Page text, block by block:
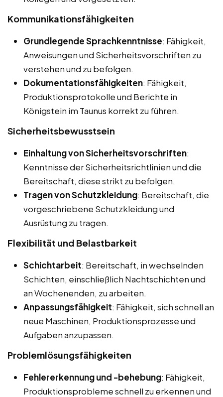
Kommunikationsfähigkeiten
Grundlegende Sprachkenntnisse: Fähigkeit,
Anweisungen und Sicherheitsvorschriften zu
verstehen und zu befolgen.
Dokumentationsfähigkeiten: Fähigkeit,
Produktionsprotokolle und Berichte in
Königstein im Taunus korrekt zu führen.
Sicherheitsbewusstsein
Einhaltung von Sicherheitsvorschriften:
Kenntnisse der Sicherheitsrichtlinien und die
Bereitschaft, diese strikt zu befolgen.
Tragen von Schutzkleidung: Bereitschaft, die
vorgeschriebene Schutzkleidung und
Ausrüstung zu tragen.
Flexibilität und Belastbarkeit
Schichtarbeit: Bereitschaft, in wechselnden
Schichten, einschließlich Nachtschichten und
an Wochenenden, zu arbeiten.
Anpassungsfähigkeit: Fähigkeit, sich schnell an
neue Maschinen, Produktionsprozesse und
Aufgaben anzupassen.
Problemlösungsfähigkeiten
Fehlererkennung und -behebung: Fähigkeit,
Produktionsprobleme schnell zu erkennen und